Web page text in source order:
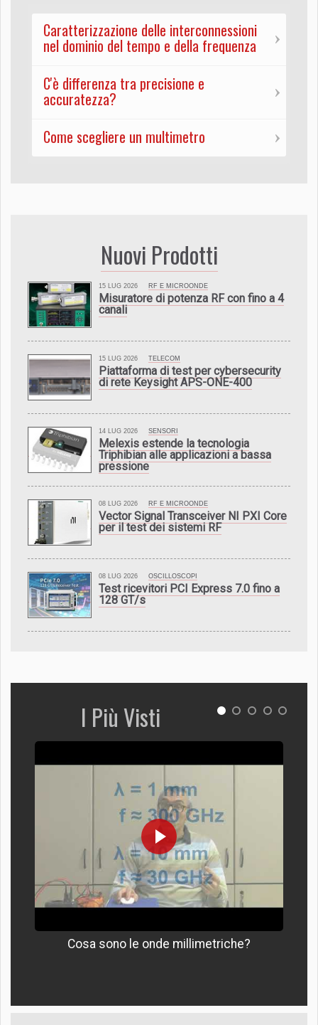
Caratterizzazione delle interconnessioni
nel dominio del tempo e della frequenza
C'è differenza tra precisione e
accuratezza?
Come scegliere un multimetro
Nuovi Prodotti
15 LUG 2026 RF E MICROONDE
Misuratore di potenza RF con fino a 4
canali
15 LUG 2026 TELECOM
Piattaforma di test per cybersecurity
di rete Keysight APS-ONE-400
14 LUG 2026 SENSORI
Melexis estende la tecnologia
Triphibian alle applicazioni a bassa
pressione
08 LUG 2026 RF E MICROONDE
Vector Signal Transceiver NI PXI Core
per il test dei sistemi RF
08 LUG 2026 OSCILLOSCOPI
Test ricevitori PCI Express 7.0 fino a
128 GT/s
I Più Visti
Cosa sono le onde millimetriche?